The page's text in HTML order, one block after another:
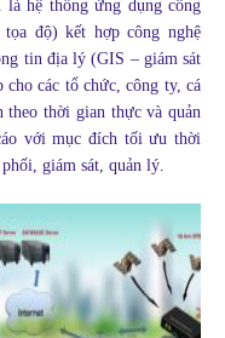
hệ thống ứng dụng công
độ) kết hợp công nghệ
tin địa lý (GIS – giám sát
các tổ chức, công ty, cá
theo thời gian thực và quản
với mục đích tối ưu thời
giám sát, quản lý.